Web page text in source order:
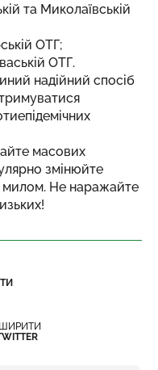
та Миколаївській
ОТГ;
ОТГ.
надійний спосіб
масових
змінюйте
милом. Не наражайте